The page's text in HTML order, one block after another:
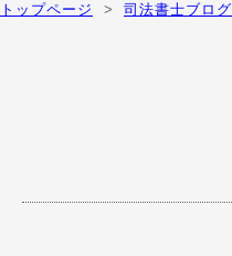
トップページ 司法書士ブログ